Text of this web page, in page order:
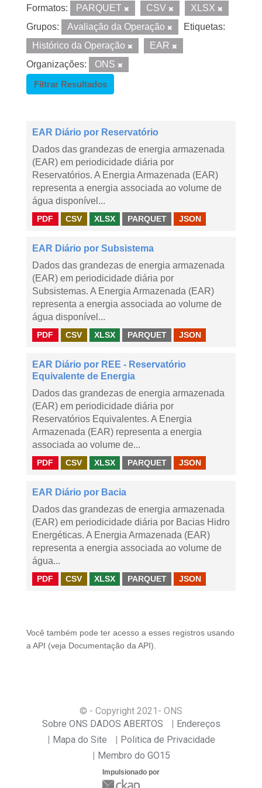
Formatos: PARQUET CSV
XLSX
Grupos:
Avaliação da Operação
Etiquetas:
Histórico da Operação
EAR
Organizações:
ONS
Filtrar Resultados
EAR Diário por Reservatório
Dados das grandezas de energia armazenada
(EAR) em periodicidade diária por
Reservatórios. A Energia Armazenada (EAR)
representa a energia associada ao volume de
água disponível...
PDF CSV XLSX PARQUET JSON
EAR Diário por Subsistema
Dados das grandezas de energia armazenada
(EAR) em periodicidade diária por
Subsistemas. A Energia Armazenada (EAR)
representa a energia associada ao volume de
água disponível...
PDF CSV XLSX PARQUET JSON
EAR Diário por REE - Reservatório
Equivalente de Energia
Dados das grandezas de energia armazenada
(EAR) em periodicidade diária por
Reservatórios Equivalentes. A Energia
Armazenada (EAR) representa a energia
associada ao volume de...
PDF CSV XLSX PARQUET JSON
EAR Diário por Bacia
Dados das grandezas de energia armazenada
(EAR) em periodicidade diária por Bacias Hidro
Energéticas. A Energia Armazenada (EAR)
representa a energia associada ao volume de
água...
PDF CSV XLSX PARQUET JSON
Você também pode ter acesso a esses registros usando
a API (veja Documentação da API ).
© - Copyright 2021 - ONS
Sobre ONS DADOS ABERTOS
Endereços
Mapa do Site
Politica de Privacidade
Membro do GO15
Impulsionado por